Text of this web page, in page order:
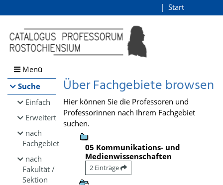
Browsen
direkt zum Inhalt
Start
Menü
Suche
Einfach
Erweitert
nach
Fachgebiet
nach
Fakultät /
Sektion
Über Fachgebiete browsen
Hier können Sie die Professoren und
Professorinnen nach Ihrem Fachgebiet
suchen.
05 Kommunikations- und
Medienwissenschaften
2 Einträge